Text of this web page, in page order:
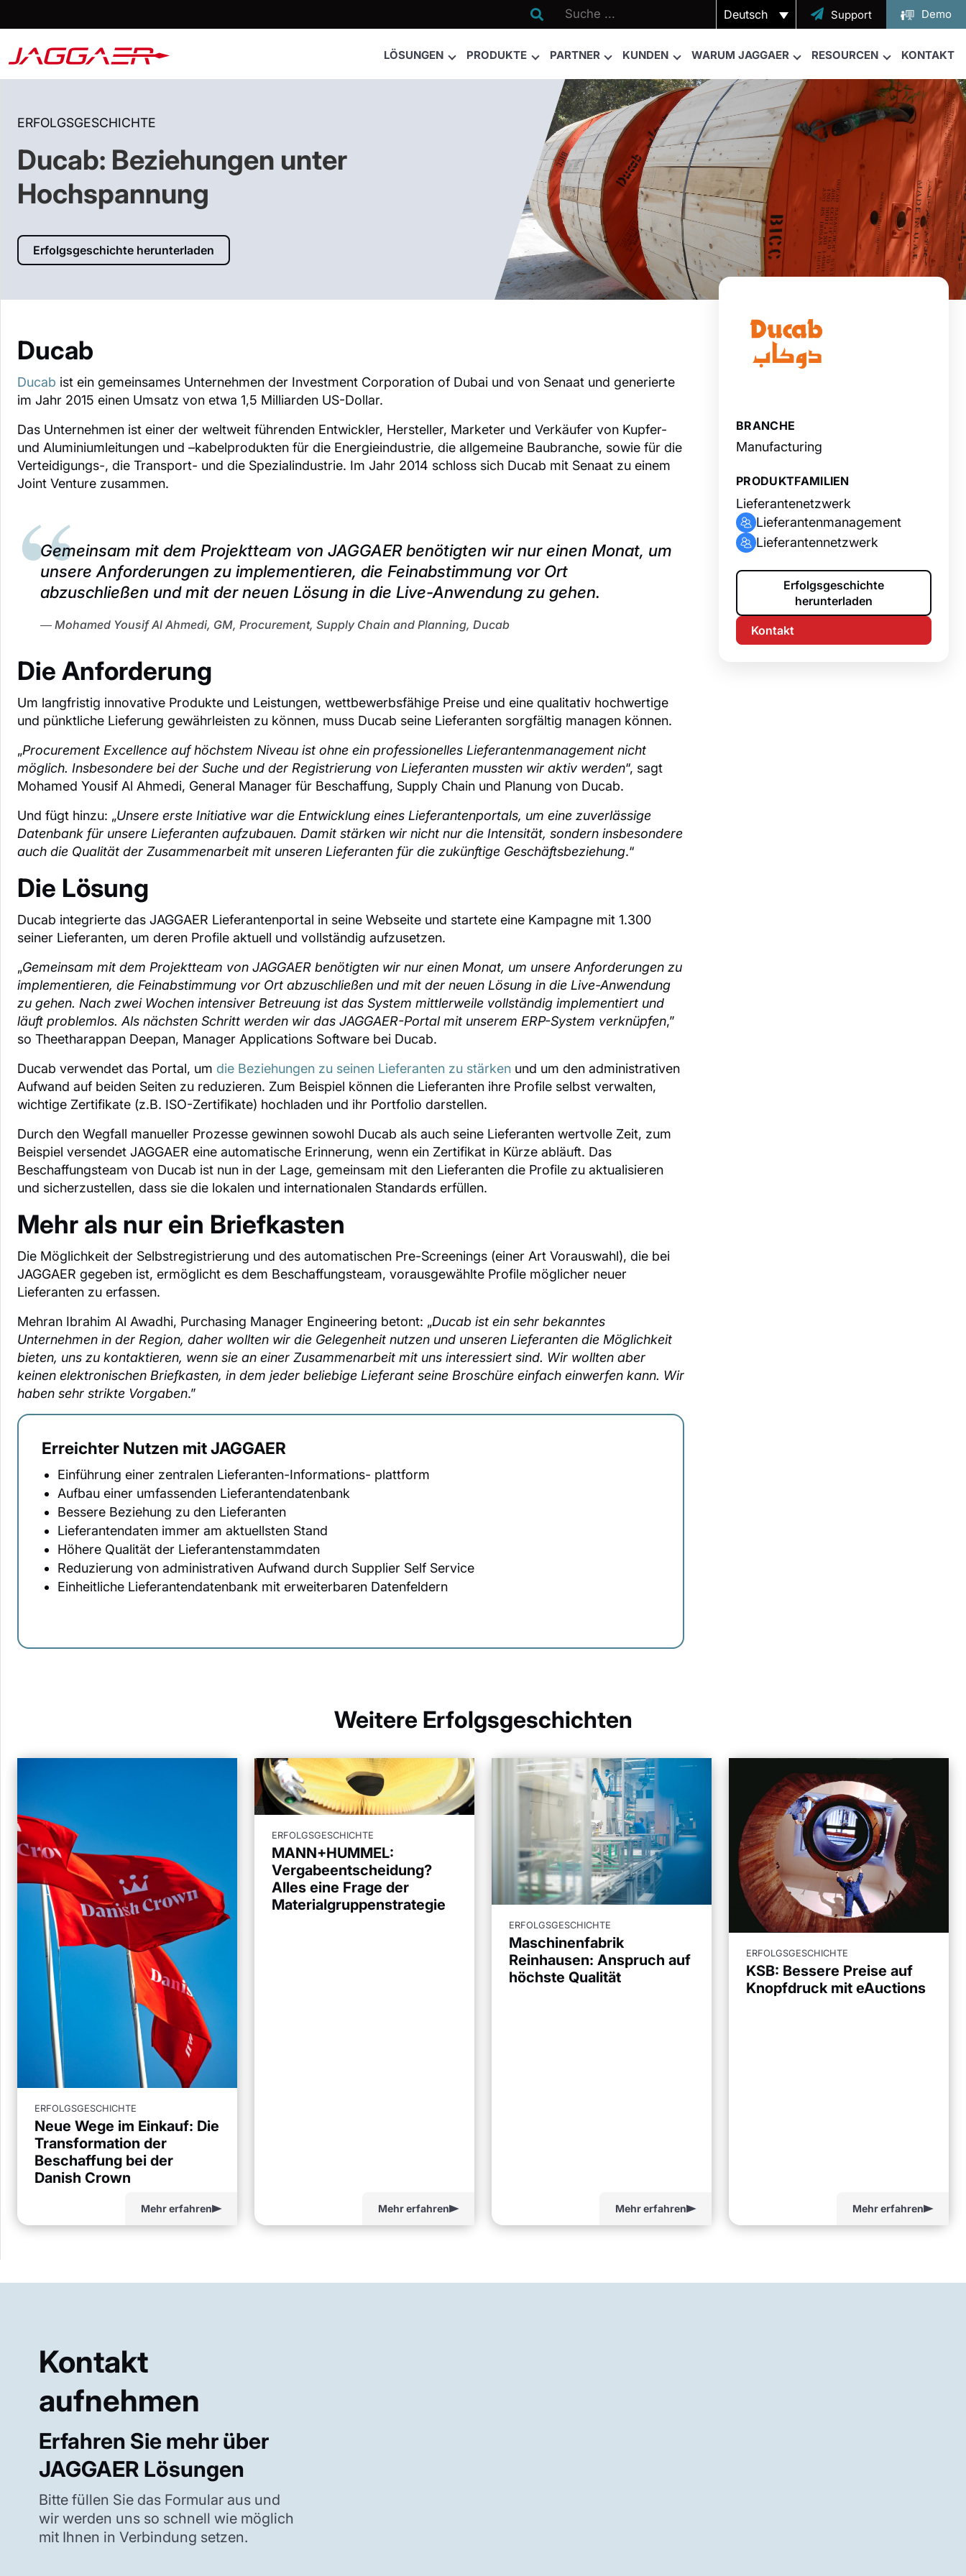
 Deutsch  Support Demo
LÖSUNGEN PRODUKTE PARTNER KUNDEN WARUM JAGGAER RESOURCEN KONTAKT
ERFOLGSGESCHICHTE
Ducab: Beziehungen unter
Hochspannung
Erfolgsgeschichte herunterladen
Ducab
Ducab ist ein gemeinsames Unternehmen der Investment Corporation of Dubai und von Senaat und generierte
im Jahr 2015 einen Umsatz von etwa 1,5 Milliarden US-Dollar.
Das Unternehmen ist einer der weltweit führenden Entwickler, Hersteller, Marketer und Verkäufer von Kupfer-
und Aluminiumleitungen und –kabelprodukten für die Energieindustrie, die allgemeine Baubranche, sowie für die
Verteidigungs-, die Transport- und die Spezialindustrie. Im Jahr 2014 schloss sich Ducab mit Senaat zu einem
Joint Venture zusammen.
Gemeinsam mit dem Projektteam von JAGGAER benötigten wir nur einen Monat, um
unsere Anforderungen zu implementieren, die Feinabstimmung vor Ort
abzuschließen und mit der neuen Lösung in die Live-Anwendung zu gehen.
Mohamed Yousif Al Ahmedi, GM, Procurement, Supply Chain and Planning, Ducab
Die Anforderung
Um langfristig innovative Produkte und Leistungen, wettbewerbsfähige Preise und eine qualitativ hochwertige
und pünktliche Lieferung gewährleisten zu können, muss Ducab seine Lieferanten sorgfältig managen können.
„Procurement Excellence auf höchstem Niveau ist ohne ein professionelles Lieferantenmanagement nicht
möglich. Insbesondere bei der Suche und der Registrierung von Lieferanten mussten wir aktiv werden“, sagt
Mohamed Yousif Al Ahmedi, General Manager für Beschaffung, Supply Chain und Planung von Ducab.
Und fügt hinzu: „Unsere erste Initiative war die Entwicklung eines Lieferantenportals, um eine zuverlässige
Datenbank für unsere Lieferanten aufzubauen. Damit stärken wir nicht nur die Intensität, sondern insbesondere
auch die Qualität der Zusammenarbeit mit unseren Lieferanten für die zukünftige Geschäftsbeziehung.“
Die Lösung
Ducab integrierte das JAGGAER Lieferantenportal in seine Webseite und startete eine Kampagne mit 1.300
seiner Lieferanten, um deren Profile aktuell und vollständig aufzusetzen.
„Gemeinsam mit dem Projektteam von JAGGAER benötigten wir nur einen Monat, um unsere Anforderungen zu
implementieren, die Feinabstimmung vor Ort abzuschließen und mit der neuen Lösung in die Live-Anwendung
zu gehen. Nach zwei Wochen intensiver Betreuung ist das System mittlerweile vollständig implementiert und
läuft problemlos. Als nächsten Schritt werden wir das JAGGAER-Portal mit unserem ERP-System verknüpfen,”
so Theetharappan Deepan, Manager Applications Software bei Ducab.
Ducab verwendet das Portal, um die Beziehungen zu seinen Lieferanten zu stärken und um den administrativen
Aufwand auf beiden Seiten zu reduzieren. Zum Beispiel können die Lieferanten ihre Profile selbst verwalten,
wichtige Zertifikate (z.B. ISO-Zertifikate) hochladen und ihr Portfolio darstellen.
Durch den Wegfall manueller Prozesse gewinnen sowohl Ducab als auch seine Lieferanten wertvolle Zeit, zum
Beispiel versendet JAGGAER eine automatische Erinnerung, wenn ein Zertifikat in Kürze abläuft. Das
Beschaffungsteam von Ducab ist nun in der Lage, gemeinsam mit den Lieferanten die Profile zu aktualisieren
und sicherzustellen, dass sie die lokalen und internationalen Standards erfüllen.
Mehr als nur ein Briefkasten
Die Möglichkeit der Selbstregistrierung und des automatischen Pre-Screenings (einer Art Vorauswahl), die bei
JAGGAER gegeben ist, ermöglicht es dem Beschaffungsteam, vorausgewählte Profile möglicher neuer
Lieferanten zu erfassen.
Mehran Ibrahim Al Awadhi, Purchasing Manager Engineering betont: „Ducab ist ein sehr bekanntes
Unternehmen in der Region, daher wollten wir die Gelegenheit nutzen und unseren Lieferanten die Möglichkeit
bieten, uns zu kontaktieren, wenn sie an einer Zusammenarbeit mit uns interessiert sind. Wir wollten aber
keinen elektronischen Briefkasten, in dem jeder beliebige Lieferant seine Broschüre einfach einwerfen kann. Wir
haben sehr strikte Vorgaben.”
Erreichter Nutzen mit JAGGAER
Einführung einer zentralen Lieferanten-Informations- plattform
Aufbau einer umfassenden Lieferantendatenbank
Bessere Beziehung zu den Lieferanten
Lieferantendaten immer am aktuellsten Stand
Höhere Qualität der Lieferantenstammdaten
Reduzierung von administrativen Aufwand durch Supplier Self Service
Einheitliche Lieferantendatenbank mit erweiterbaren Datenfeldern
BRANCHE
Manufacturing
PRODUKTFAMILIEN
Lieferantenetzwerk
Lieferantenmanagement
Lieferantennetzwerk
Erfolgsgeschichte
herunterladen
Kontakt
Weitere Erfolgsgeschichten
ERFOLGSGESCHICHTE
Neue Wege im Einkauf: Die
Transformation der
Beschaffung bei der
Danish Crown
Mehr erfahren
ERFOLGSGESCHICHTE
MANN+HUMMEL:
Vergabeentscheidung?
Alles eine Frage der
Materialgruppenstrategie
Mehr erfahren
ERFOLGSGESCHICHTE
Maschinenfabrik
Reinhausen: Anspruch auf
höchste Qualität
Mehr erfahren
ERFOLGSGESCHICHTE
KSB: Bessere Preise auf
Knopfdruck mit eAuctions
Mehr erfahren
Kontakt
aufnehmen
Erfahren Sie mehr über
JAGGAER Lösungen
Bitte füllen Sie das Formular aus und
wir werden uns so schnell wie möglich
mit Ihnen in Verbindung setzen.